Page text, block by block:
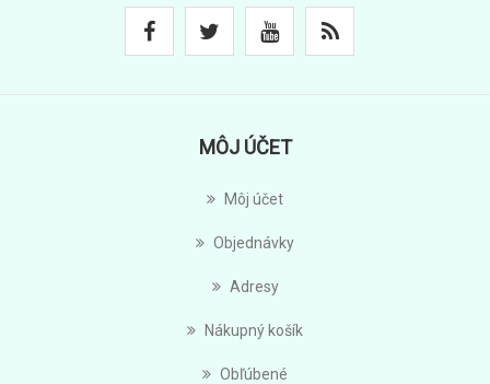
MÔJ ÚČET
Môj účet
Objednávky
Adresy
Nákupný košík
Obľúbené